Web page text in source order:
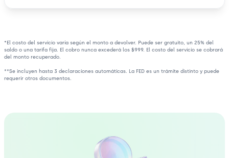
*El costo del servicio varía según el monto a devolver. Puede ser gratuito, un 25% del
saldo o una tarifa fija. El cobro nunca excederá los $999. El costo del servicio se cobrará
del monto recuperado.
**Se incluyen hasta 3 declaraciones automáticas. La FED es un trámite distinto y puede
requerir otros documentos.